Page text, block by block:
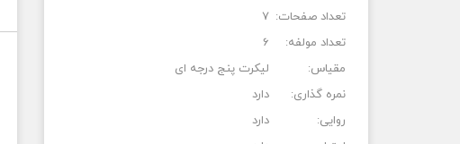
تعداد صفحات: 7
تعداد مولفه:
6
مقیاس:
لیکرت پنج درجه ای
نمره گذاری:
دارد
روایی:
دارد